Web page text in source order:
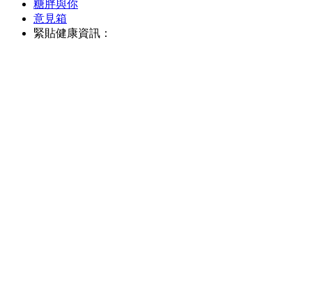
糖胖與你
意見箱
緊貼健康資訊：